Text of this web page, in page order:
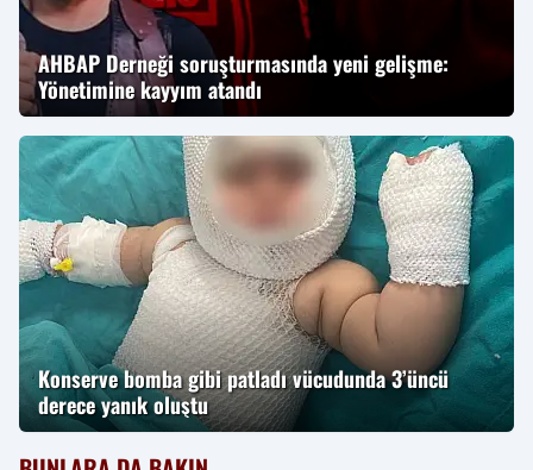
AHBAP Derneği soruşturmasında yeni gelişme:
Yönetimine kayyım atandı
Konserve bomba gibi patladı vücudunda 3’üncü
derece yanık oluştu